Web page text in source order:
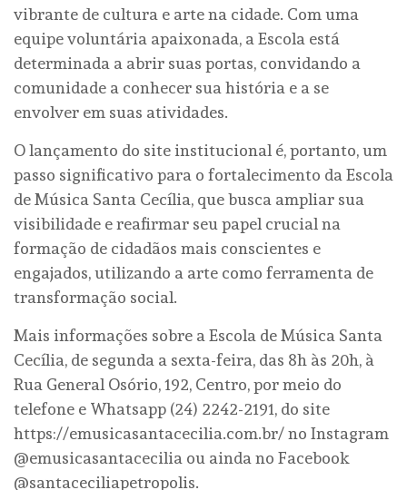
vibrante de cultura e arte na cidade. Com uma
equipe voluntária apaixonada, a Escola está
determinada a abrir suas portas, convidando a
comunidade a conhecer sua história e a se
envolver em suas atividades.
O lançamento do site institucional é, portanto, um
passo significativo para o fortalecimento da Escola
de Música Santa Cecília, que busca ampliar sua
visibilidade e reafirmar seu papel crucial na
formação de cidadãos mais conscientes e
engajados, utilizando a arte como ferramenta de
transformação social.
Mais informações sobre a Escola de Música Santa
Cecília, de segunda a sexta-feira, das 8h às 20h, à
Rua General Osório, 192, Centro, por meio do
telefone e Whatsapp (24) 2242-2191, do site
https://emusicasantacecilia.com.br/ no Instagram
@emusicasantacecilia ou ainda no Facebook
@santaceciliapetropolis.